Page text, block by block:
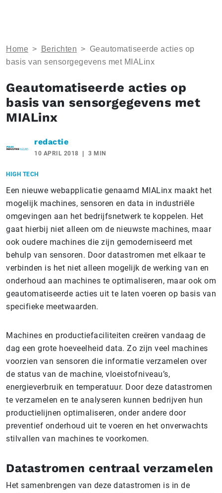
Home > Berichten > Geautomatiseerde acties op
basis van sensorgegevens met MIALinx
Geautomatiseerde acties op
basis van sensorgegevens met
MIALinx
redactie
10 APRIL 2018 3 MIN
HIGH TECH
Een nieuwe webapplicatie genaamd MIALinx maakt het
mogelijk machines, sensoren en data in industriële
omgevingen aan het bedrijfsnetwerk te koppelen. Het
gaat hierbij niet alleen om de nieuwste machines, maar
ook oudere machines die zijn gemoderniseerd met
behulp van sensoren. Door datastromen met elkaar te
verbinden is het niet alleen mogelijk de werking van en
onderhoud aan machines te optimaliseren, maar ook om
geautomatiseerde acties uit te laten voeren op basis van
specifieke meetwaarden.
Machines en productiefaciliteiten creëren vandaag de
dag een grote hoeveelheid data. Zo zijn veel machines
voorzien van sensoren die informatie verzamelen over
de status van de machine, vloeistofniveau’s,
energieverbruik en temperatuur. Door deze datastromen
te verzamelen en te analyseren kunnen bedrijven hun
productielijnen optimaliseren, onder andere door
preventief onderhoud uit te voeren en het onverwachts
stilvallen van machines te voorkomen.
Datastromen centraal verzamelen
Het samenbrengen van deze datastromen is in de